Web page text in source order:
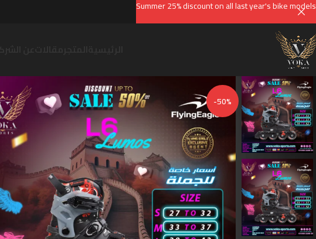
-50%
Summer 25% discount on all last year's bike models